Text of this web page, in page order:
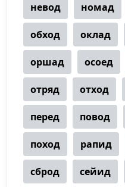
невод номад
обход оклад
оршад осоед
отряд отход
перед повод
поход рапид
сброд сейид